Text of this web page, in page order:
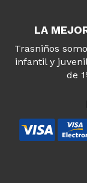
LA
Trasniños
infantil y
de